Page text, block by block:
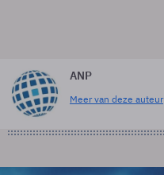
ANP
Meer van deze auteur